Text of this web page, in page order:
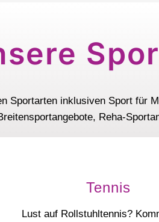
Sportarten inklusiven Sport für
Reha-
Tennis
Lust auf Rollstuhltennis?